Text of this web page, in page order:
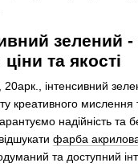
зелений
та якості
інтенсивний
креативного
надійність та
фарба
та доступний